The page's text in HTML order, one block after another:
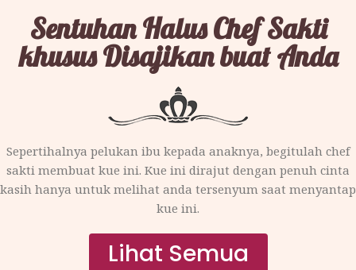
Sentuhan Halus Chef Sakti
khusus Disajikan buat Anda
Sepertihalnya pelukan ibu kepada anaknya, begitulah chef
sakti membuat kue ini. Kue ini dirajut dengan penuh cinta
kasih hanya untuk melihat anda tersenyum saat menyantap
kue ini.
Lihat Semua